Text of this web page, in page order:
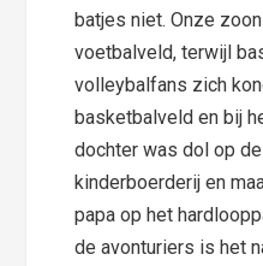
batjes niet. Onze
voetbalveld, terwijl
volleybalfans zich
basketbalveld en bij
dochter was dol op
kinderboerderij en
papa op het
de avonturiers is het